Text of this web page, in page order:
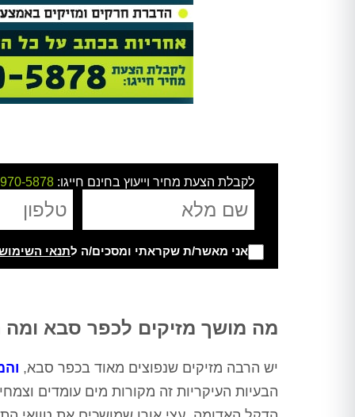
לקבלת הצעת מחיר וייעוץ בחינם חייגו: 5878
אני מאשר/ת שקראתי ומסכים/ה לתנאי
מה מושך מזיקים לכפר סבא ומה
יש הרבה מזיקים שנפוצים מאוד בכפר סבא,
הבעיות העיקריות זה מקורות מים עומדים